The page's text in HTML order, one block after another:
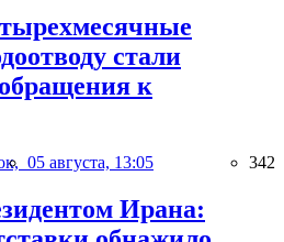
стали
к
05 августа, 13:05 342
Ирана: